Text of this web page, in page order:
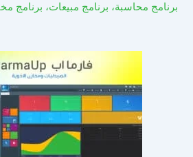
برنامج محاسبة، برنامج مبيعات، برنامج